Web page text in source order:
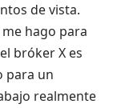
de vista.
hago para
bróker X es
para un
realmente